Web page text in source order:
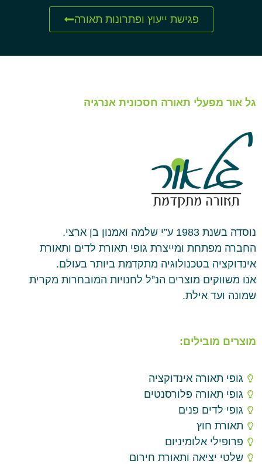
פגישת ייעוץ ופתרונות תאורה
גל אור מפעלי תאורה חסכונית אנרגיה
נוסדה בשנת 1983 ע”י שלמה ואמנון בן ארצי.
החברה מפתחת ומייצרת גופי תאורת לדים ותאורת
אינדוקציה בטכנולוגיה מתקדמת ביותר בעולם.
אנו משווקים מוצרים הנ”ל לחנויות המובחרות מקרית
שמונה ועד אילת.
מוצרים מובילים:
גופי תאורה אינדוקציה
גופי תאורה פלורסנטים
גופי לדים פנים
תאורת חוץ
פרופילי אלומיניום
שלטי יציאה ותאורת חירום